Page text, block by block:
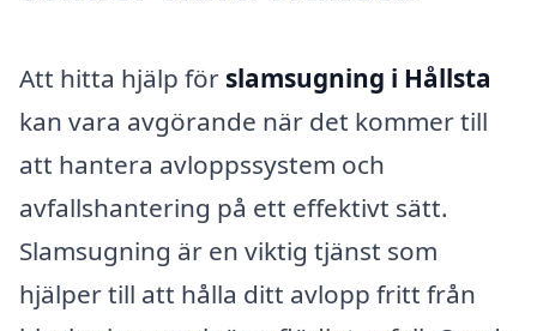
Att hitta hjälp för slamsugning i Hållsta
kan vara avgörande när det kommer till
att hantera avloppssystem och
avfallshantering på ett effektivt sätt.
Slamsugning är en viktig tjänst som
hjälper till att hålla ditt avlopp fritt från